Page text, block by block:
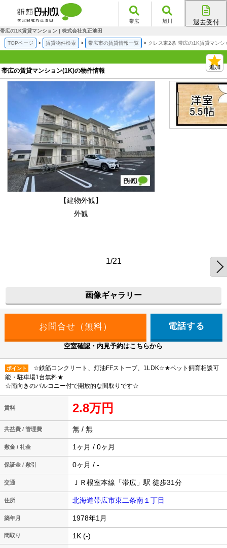
帯広 旭川 退去受付
帯広の1K賃貸マンション | 株式会社丸正池田
TOPページ 賃貸物件検索 帯広市の賃貸情報一覧 クレス東2条 帯広の1K賃貸マンシ
帯広の賃貸マンション(1K)の物件情報
【建物外観】
外観
1/21
画像ギャラリー
電話する
空室確認・内見予約はこちらから
ポイント
☆鉄筋コンクリート、灯油FFストーブ、1LDK☆★ペット飼育相談可
能・駐車場1台無料★
☆南向きのバルコニー付で開放的な間取りです☆
賃料 2.8万円
共益費 / 管理費 無 / 無
敷金 / 礼金 1ヶ月 / 0ヶ月
保証金 / 敷引 0ヶ月 / -
交通 ＪＲ根室本線「帯広」駅 徒歩31分
住所 北海道帯広市東二条南１丁目
築年月 1978年1月
間取り 1K (-)